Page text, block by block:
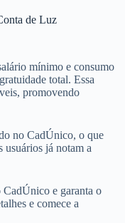
de Luz
mínimo e consumo
total. Essa
promovendo
no CadÚnico, o que
já notam a
e garanta o
e comece a